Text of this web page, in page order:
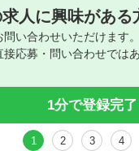
求人に興味がある
い合わせいただけます。
応募・問い合わせでは
1分で登録完了
1 2 3 4